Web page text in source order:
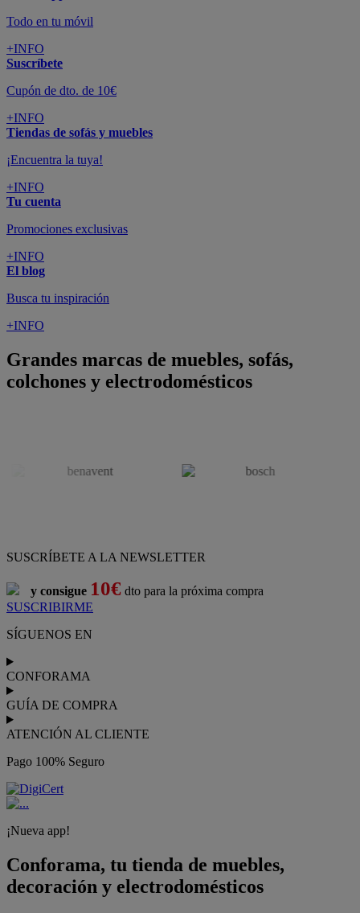
Todo en tu móvil
+INFO
Suscríbete
Cupón de dto. de 10€
+INFO
Tiendas de sofás y muebles
¡Encuentra la tuya!
+INFO
Tu cuenta
Promociones exclusivas
+INFO
El blog
Busca tu inspiración
+INFO
Grandes marcas de muebles, sofás,
colchones y electrodomésticos
SUSCRÍBETE A LA NEWSLETTER
y consigue 10€ dto para la próxima compra
SUSCRIBIRME
SÍGUENOS EN
CONFORAMA
GUÍA DE COMPRA
ATENCIÓN AL CLIENTE
Pago 100% Seguro
¡Nueva app!
Conforama, tu tienda de muebles,
decoración y electrodomésticos